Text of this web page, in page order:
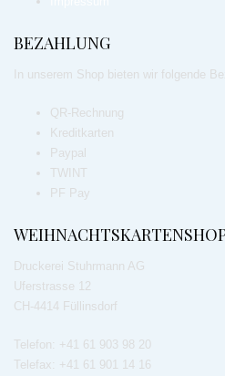
BEZAHLUNG
In unserem Shop bieten wir folgende
QR-Rechnung
Kreditkarten
Paypal
TWINT
PF Pay
Druckerei Stuhrmann AG
Uferstrasse 12
CH-4414 Füllinsdorf
Telefon: +41 61 903 98 20
Telefax: +41 61 901 14 16